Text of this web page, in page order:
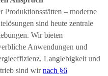
Produktionsstätten – moderne
sind heute zentrale
Wir bieten
Anwendungen und
Langlebigkeit und
sind wirnach §6